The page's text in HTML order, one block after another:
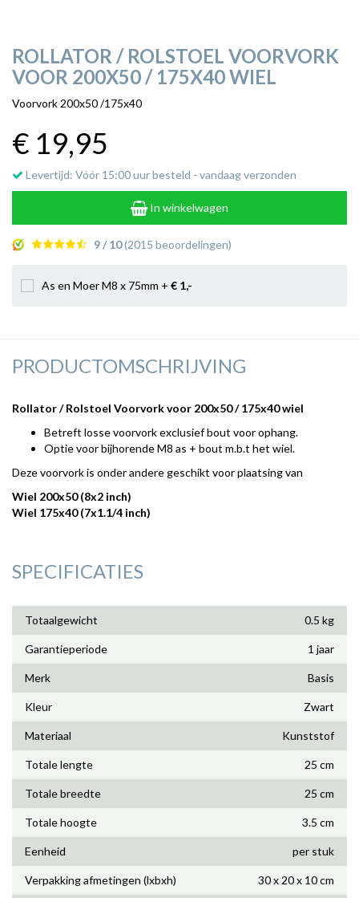
ROLLATOR / ROLSTOEL VOORVORK
VOOR 200X50 / 175X40 WIEL
Voorvork 200x50 /175x40
€ 19,95
Levertijd: Vóór 15:00 uur besteld - vandaag verzonden
In winkelwagen
9 / 10(2015 beoordelingen)
As en Moer M8 x 75mm + € 1,-
PRODUCTOMSCHRIJVING
Rollator / Rolstoel Voorvork voor 200x50 / 175x40 wiel
Betreft losse voorvork exclusief bout voor ophang.
Optie voor bijhorende M8 as + bout m.b.t het wiel.
Deze voorvork is onder andere geschikt voor plaatsing van
Wiel 200x50 (8x2 inch)
Wiel 175x40 (7x1.1/4 inch)
SPECIFICATIES
Totaalgewicht 0.5 kg
Garantieperiode 1 jaar
Merk Basis
Kleur Zwart
Materiaal Kunststof
Totale lengte 25 cm
Totale breedte 25 cm
Totale hoogte 3.5 cm
Eenheid per stuk
Verpakking afmetingen (lxbxh) 30 x 20 x 10 cm